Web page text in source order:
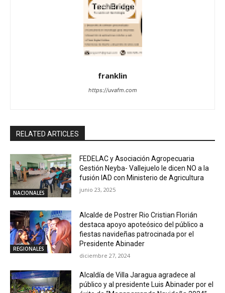
franklin
https://uvafm.com
RELATED ARTICLES
NACIONALES
FEDELAC y Asociación Agropecuaria
Gestión Neyba- Vallejuelo le dicen NO a la
fusión IAD con Ministerio de Agricultura
junio 23, 2025
REGIONALES
Alcalde de Postrer Rio Cristian Florián
destaca apoyo apoteósico del público a
fiestas navideñas patrocinada por el
Presidente Abinader
diciembre 27, 2024
Alcaldía de Villa Jaragua agradece al
público y al presidente Luis Abinader por el